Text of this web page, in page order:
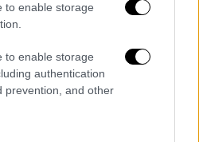
to enable storage
to enable storage
authentication
prevention, and other
την επιθυμία να
στο εμπόριο αλλά και
την ενέργεια και
ένα μνημόνιο